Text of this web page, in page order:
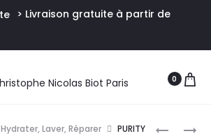
> Livraison gratuite à partir de
0
Hydrater, Laver, Réparer
PURITY